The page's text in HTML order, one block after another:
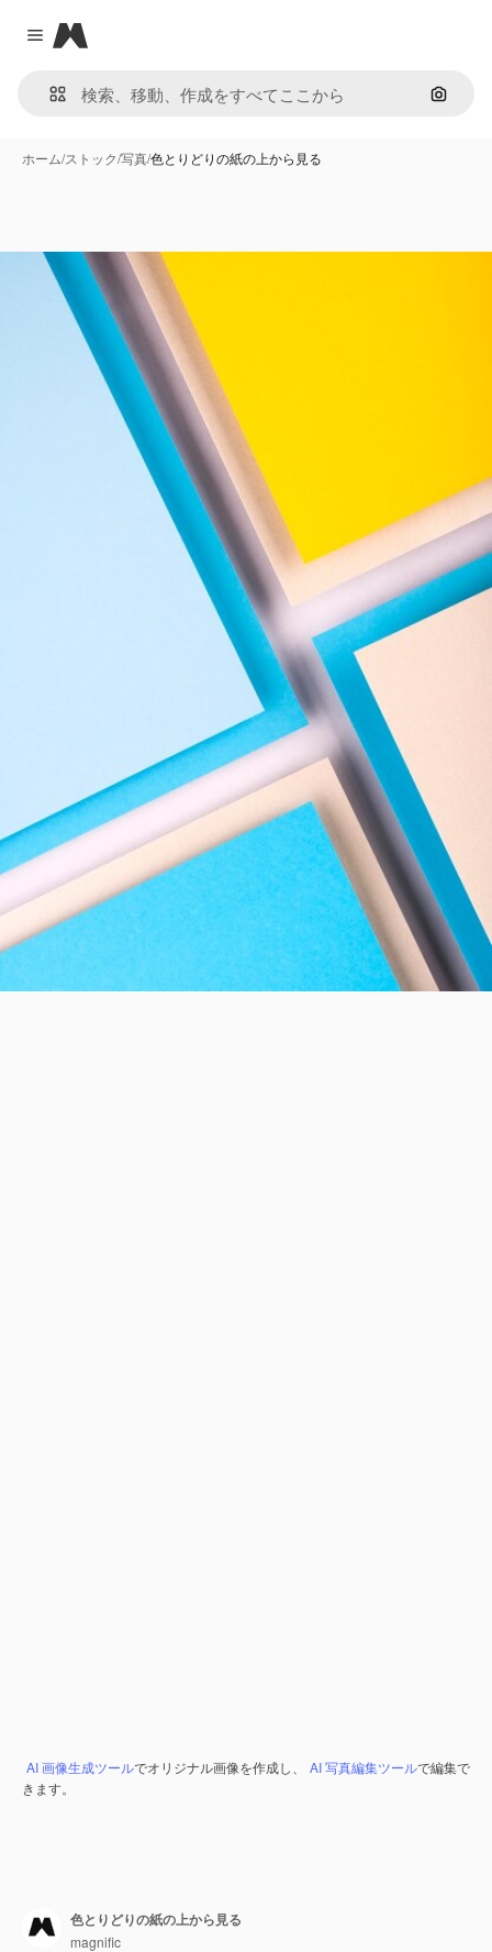
Close menu
Magnific
画像で
ホーム/ストック/写真/色とりどりの紙の上から見る
AI 画像生成ツールでオリジナル画像を作成し、 AI 写真編集ツールで編集で
きます。
色とりどりの紙の上から見る
magnific